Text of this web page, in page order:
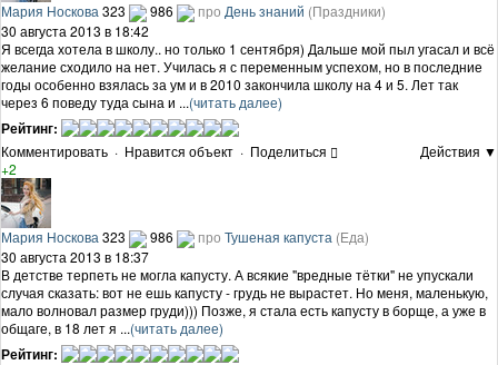
Мария Носкова 323 986 про День знаний (Праздники)
30 августа 2013 в 18:42
Я всегда хотела в школу.. но только 1 сентября) Дальше мой пыл угасал и всё
желание сходило на нет. Училась я с переменным успехом, но в последние
годы особенно взялась за ум и в 2010 закончила школу на 4 и 5. Лет так
через 6 поведу туда сына и ...(читать далее)
Рейтинг:
Комментировать · Нравится объект · Поделиться
Действия ▼
+2
Мария Носкова 323 986 про Тушеная капуста (Еда)
30 августа 2013 в 18:37
В детстве терпеть не могла капусту. А всякие "вредные тётки" не упускали
случая сказать: вот не ешь капусту - грудь не вырастет. Но меня, маленькую,
мало волновал размер груди))) Позже, я стала есть капусту в борще, а уже в
общаге, в 18 лет я ...(читать далее)
Рейтинг: